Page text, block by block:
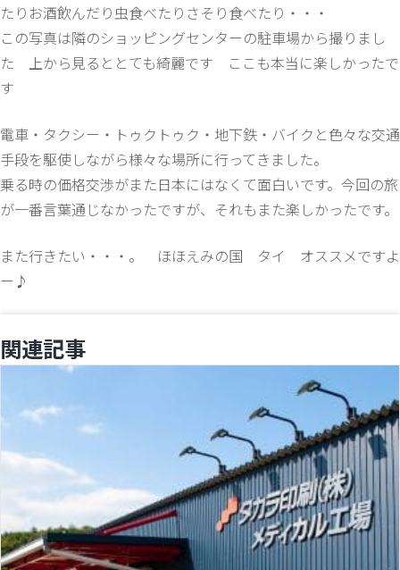
たりお酒飲んだり虫食べたりさそり食べたり・・・
この写真は隣のショッピングセンターの駐車場から撮りまし
た 上から見るととても綺麗です ここも本当に楽しかったで
す
電車・タクシー・トゥクトゥク・地下鉄・バイクと色々な交通
手段を駆使しながら様々な場所に行ってきました。
乗る時の価格交渉がまた日本にはなくて面白いです。今回の旅
が一番言葉通じなかったですが、それもまた楽しかったです。
また行きたい・・・。 ほほえみの国 タイ オススメですよ
ー♪
関連記事